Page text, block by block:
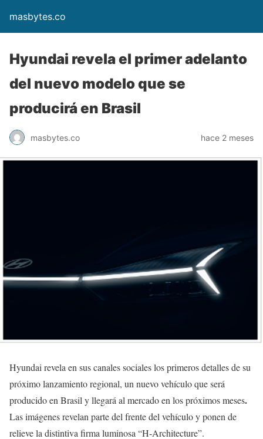
masbytes.co
Hyundai revela el primer adelanto
del nuevo modelo que se
producirá en Brasil
masbytes.co hace 2 meses
Hyundai revela en sus canales sociales los primeros detalles de su
próximo lanzamiento regional, un nuevo vehículo que será
producido en Brasil y llegará al mercado en los próximos meses.
Las imágenes revelan parte del frente del vehículo y ponen de
relieve la distintiva firma luminosa “H-Architecture”.